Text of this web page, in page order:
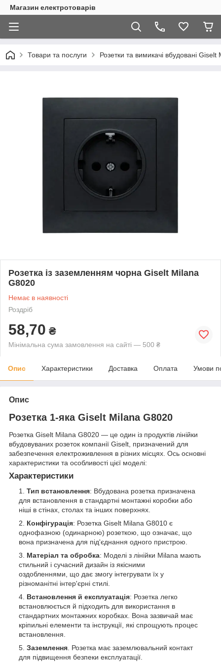
Магазин електротоварів
Товари та послуги Розетки та вимикачі вбудовані Giselt
Розетка із заземленням чорна Giselt Milana
G8020
Немає в наявності
Роздріб
58,70 ₴
Мінімальна сума замовлення на сайті — 500 ₴
Опис Характеристики Доставка Оплата Умови
Опис
Розетка 1-яка Giselt Milana G8020
Розетка Giselt Milana G8020 — це один із продуктів лінійки
вбудовуваних розеток компанії Giselt, призначений для
забезпечення електроживлення в різних місцях. Ось основні
характеристики та особливості цієї моделі:
Характеристики
Тип встановлення: Вбудована розетка призначена
для встановлення в стандартні монтажні коробки або
ніші в стінах, столах та інших поверхнях.
Конфігурація: Розетка Giselt Milana G8010 є
однофазною (одинарною) розеткою, що означає, що
вона призначена для під'єднання одного пристрою.
Матеріал та обробка: Моделі з лінійки Milana мають
стильний і сучасний дизайн із якісними
оздобленнями, що дає змогу інтегрувати їх у
різноманітні інтер'єрні стилі.
Встановлення й експлуатація: Розетка легко
встановлюється й підходить для використання в
стандартних монтажних коробках. Вона зазвичай має
кріпильні елементи та інструкції, які спрощують процес
встановлення.
Заземлення. Розетка має заземлювальний контакт
для підвищення безпеки експлуатації.